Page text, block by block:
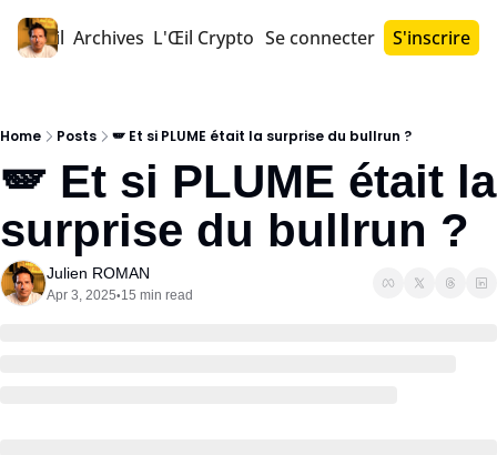
Accueil Archives L'Œil Crypto PRO™Se connecter S'inscrire
Home Posts 🪽 Et si PLUME était la surprise du bullrun ?
🪽 Et si PLUME était la
surprise du bullrun ?
Julien ROMAN
Apr 3, 2025•15 min read